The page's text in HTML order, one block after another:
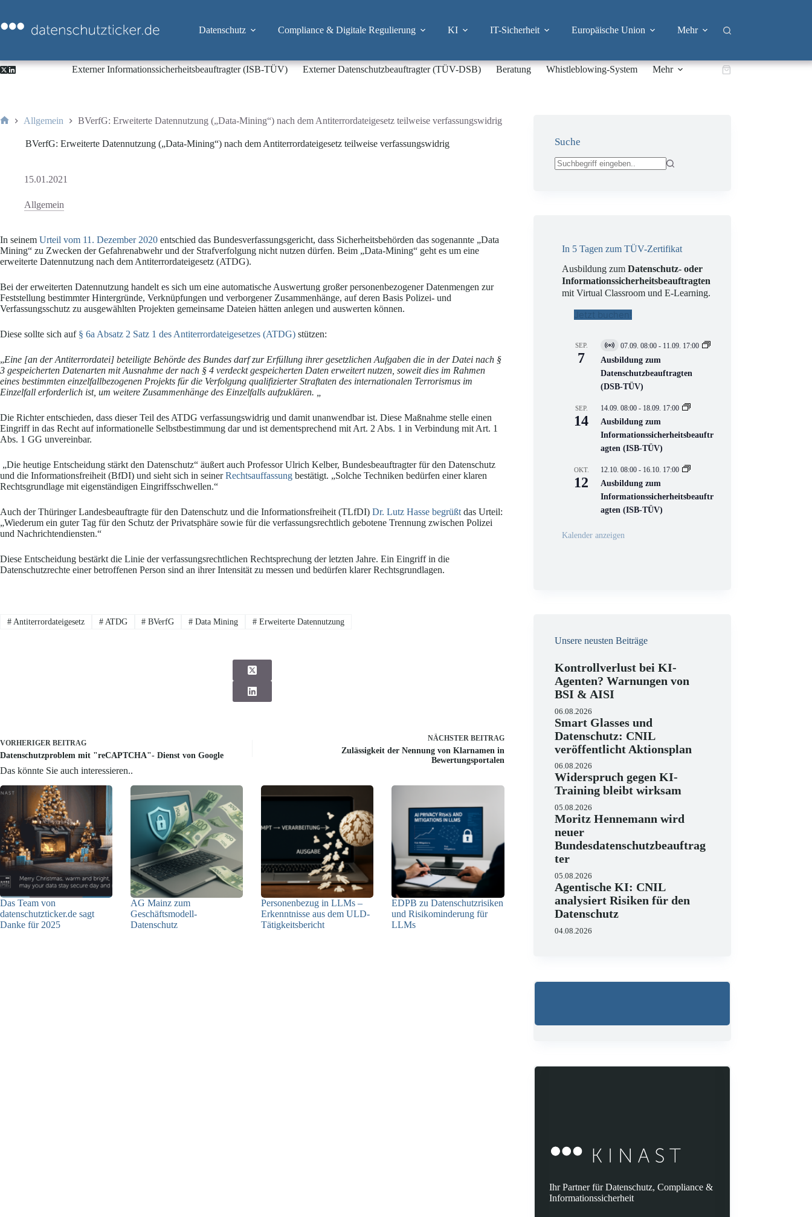
springen
Datenschutz Compliance & Digitale Regulierung KI IT-Sicherheit Europäische Union Mehr
Externer Informationssicherheitsbeauftragter (ISB-TÜV) Externer Datenschutzbeauftragter (TÜV-DSB) Beratung Whistleblowing-System Mehr Warenkorb
Allgemein BVerfG: Erweiterte Datennutzung („Data-Mining“) nach dem Antiterrordateigesetz teilweise verfassungswidrig
BVerfG: Erweiterte Datennutzung („Data-Mining“) nach dem Antiterrordateigesetz teilweise verfassungswidrig
15.01.2021
Allgemein
In seinem Urteil vom 11. Dezember 2020 entschied das Bundesverfassungsgericht, dass Sicherheitsbehörden das sogenannte „Data
Mining“ zu Zwecken der Gefahrenabwehr und der Strafverfolgung nicht nutzen dürfen. Beim „Data-Mining“ geht es um eine
erweiterte Datennutzung nach dem Antiterrordateigesetz (ATDG).
Bei der erweiterten Datennutzung handelt es sich um eine automatische Auswertung großer personenbezogener Datenmengen zur
Feststellung bestimmter Hintergründe, Verknüpfungen und verborgener Zusammenhänge, auf deren Basis Polizei- und
Verfassungsschutz zu ausgewählten Projekten gemeinsame Dateien hätten anlegen und auswerten können.
Diese sollte sich auf § 6a Absatz 2 Satz 1 des Antiterrordateigesetzes (ATDG) stützen:
„Eine [an der Antiterrordatei] beteiligte Behörde des Bundes darf zur Erfüllung ihrer gesetzlichen Aufgaben die in der Datei nach §
3 gespeicherten Datenarten mit Ausnahme der nach § 4 verdeckt gespeicherten Daten erweitert nutzen, soweit dies im Rahmen
eines bestimmten einzelfallbezogenen Projekts für die Verfolgung qualifizierter Straftaten des internationalen Terrorismus im
Einzelfall erforderlich ist, um weitere Zusammenhänge des Einzelfalls aufzuklären. „
Die Richter entschieden, dass dieser Teil des ATDG verfassungswidrig und damit unanwendbar ist. Diese Maßnahme stelle einen
Eingriff in das Recht auf informationelle Selbstbestimmung dar und ist dementsprechend mit Art. 2 Abs. 1 in Verbindung mit Art. 1
Abs. 1 GG unvereinbar.
„Die heutige Entscheidung stärkt den Datenschutz“ äußert auch Professor Ulrich Kelber, Bundesbeauftragter für den Datenschutz
und die Informationsfreiheit (BfDI) und sieht sich in seinerRechtsauffassung bestätigt. „Solche Techniken bedürfen einer klaren
Rechtsgrundlage mit eigenständigen Eingriffsschwellen.“
Auch der Thüringer Landesbeauftragte für den Datenschutz und die Informationsfreiheit (TLfDI) Dr. Lutz Hasse begrüßt das Urteil:
„Wiederum ein guter Tag für den Schutz der Privatsphäre sowie für die verfassungsrechtlich gebotene Trennung zwischen Polizei
und Nachrichtendiensten.“
Diese Entscheidung bestärkt die Linie der verfassungsrechtlichen Rechtsprechung der letzten Jahre. Ein Eingriff in die
Datenschutzrechte einer betroffenen Person sind an ihrer Intensität zu messen und bedürfen klarer Rechtsgrundlagen.
#Antiterrordateigesetz #ATDG # BVerfG # Data Mining # Erweiterte Datennutzung
VORHERIGER BEITRAG
Datenschutzproblem mit "reCAPTCHA"- Dienst von Google
NÄCHSTER BEITRAG
Zulässigkeit der Nennung von Klarnamen in
Bewertungsportalen
Das könnte Sie auch interessieren..
Das Team von
datenschutzticker.de sagt
Danke für 2025
AG Mainz zum
Geschäftsmodell-
Datenschutz
Personenbezug in LLMs –
Erkenntnisse aus dem ULD-
Tätigkeitsbericht
EDPB zu Datenschutzrisiken
und Risikominderung für
LLMs
Suche
In 5 Tagen zum TÜV-Zertifikat
Ausbildung zumDatenschutz- oder
Informationssicherheitsbeauftragten
mit Virtual Classroom und E-Learning.
Jetzt buchen!
SEP.
7
V
i
t
u
l
V
e
r
n
s
t
a
t
n
07.09. 08:00 - 11.09. 17:00
Ausbildung zum
Datenschutzbeauftragten
(DSB-TÜV)
SEP.
14
14.09. 08:00 - 18.09. 17:00
Ausbildung zum
Informationssicherheitsbeauftr
agten (ISB-TÜV)
OKT.
12
12.10. 08:00 - 16.10. 17:00
Ausbildung zum
Informationssicherheitsbeauftr
agten (ISB-TÜV)
Kalender anzeigen
Unsere neusten Beiträge
Kontrollverlust bei KI-
Agenten? Warnungen von
BSI & AISI
06.08.2026
Smart Glasses und
Datenschutz: CNIL
veröffentlicht Aktionsplan
06.08.2026
Widerspruch gegen KI-
Training bleibt wirksam
05.08.2026
Moritz Hennemann wird
neuer
Bundesdatenschutzbeauftrag
ter
05.08.2026
Agentische KI: CNIL
analysiert Risiken für den
Datenschutz
04.08.2026
Ihr Partner für Datenschutz, Compliance &
Informationssicherheit